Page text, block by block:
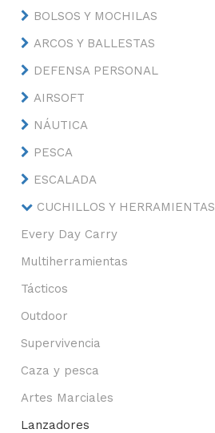
BOLSOS Y MOCHILAS
ARCOS Y BALLESTAS
DEFENSA PERSONAL
AIRSOFT
NÁUTICA
PESCA
ESCALADA
CUCHILLOS Y HERRAMIENTAS
Every Day Carry
Multiherramientas
Tácticos
Outdoor
Supervivencia
Caza y pesca
Artes Marciales
Lanzadores